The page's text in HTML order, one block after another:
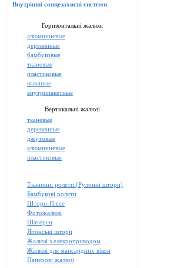
Внутрішні сонцезахисні системи
Горизонтальні жалюзі
алюминиевые
деревянные
бамбуковые
тканевые
пластиковые
кожаные
внутрипакетные
Вертикальні жалюзі
тканевые
деревянные
джутовые
алюминиевые
пластиковые
Тканинні ролети (Рулонні штори)
Бамбукові ролети
Штори-Плісе
Фотожалюзі
Шатерси
Японські штори
Жалюзі з елекроприводом
Жалюзі для мансардних вікон
Паперові жалюзі